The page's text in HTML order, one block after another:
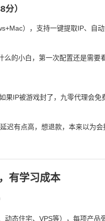
分）
），支持一键提取IP、
么的小白，第一次配置还是需要
果IP被游戏封了，九零代理会
迟有点高，想退款，本来以为
有学习成本
动态住宅、VPS等），每项产